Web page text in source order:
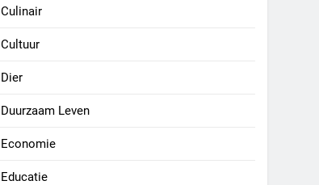
Culinair
Cultuur
Dier
Duurzaam Leven
Economie
Educatie